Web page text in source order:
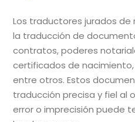
Los traductores jurados de
la traducción de
contratos, poderes
certificados de
entre otros. Estos
traducción precisa y fiel al
error o imprecisión puede